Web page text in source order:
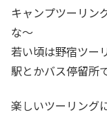
キャンプツーリン
な～
若い頃は野宿ツー
駅とかバス停留所
楽しいツーリング